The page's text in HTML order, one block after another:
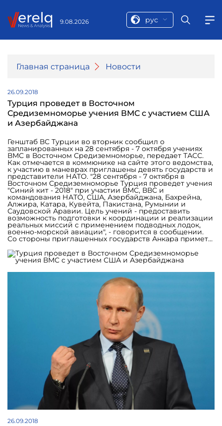
9.08.2026 рус
Главная страница Новости
26.09.2018
Турция проведет в Восточном
Средиземноморье учения ВМС с участием США
и Азербайджана
Генштаб ВС Турции во вторник сообщил о
запланированных на 28 сентября - 7 октября учениях
ВМС в Восточном Средиземноморье, передает ТАСС.
Как отмечается в коммюнике на сайте этого ведомства,
к участию в маневрах приглашены девять государств и
представители НАТО. "28 сентября - 7 октября в
Восточном Средиземноморье Турция проведет учения
"Синий кит - 2018" при участии ВМС, ВВС и
командования НАТО, США, Азербайджана, Бахрейна,
Алжира, Катара, Кувейта, Пакистана, Румынии и
Саудовской Аравии. Цель учений - предоставить
возможность подготовки к координации и реализации
реальных миссий с применением подводных лодок,
военно-морской авиации", - говорится в сообщении.
Со стороны приглашенных государств Анкара примет
примут участие корабли и авиация Постоянной второй
целевой группы НАТО, в том числе фрегаты и
вертолеты. От Турции будут участвовать четыре
фрегата, два корвета, пять подлодок. Азербайджан
направит группу специалистов и инструкторов по
штурму боевых кораблей и судов.
26.09.2018